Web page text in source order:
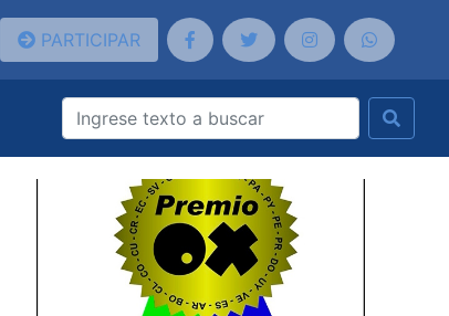
PARTICIPAR